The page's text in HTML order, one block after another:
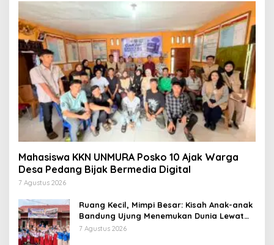
Mahasiswa KKN UNMURA Posko 10 Ajak Warga
Desa Pedang Bijak Bermedia Digital
7 Agustus 2026
Ruang Kecil, Mimpi Besar: Kisah Anak-anak
Bandung Ujung Menemukan Dunia Lewat
Literasi
7 Agustus 2026